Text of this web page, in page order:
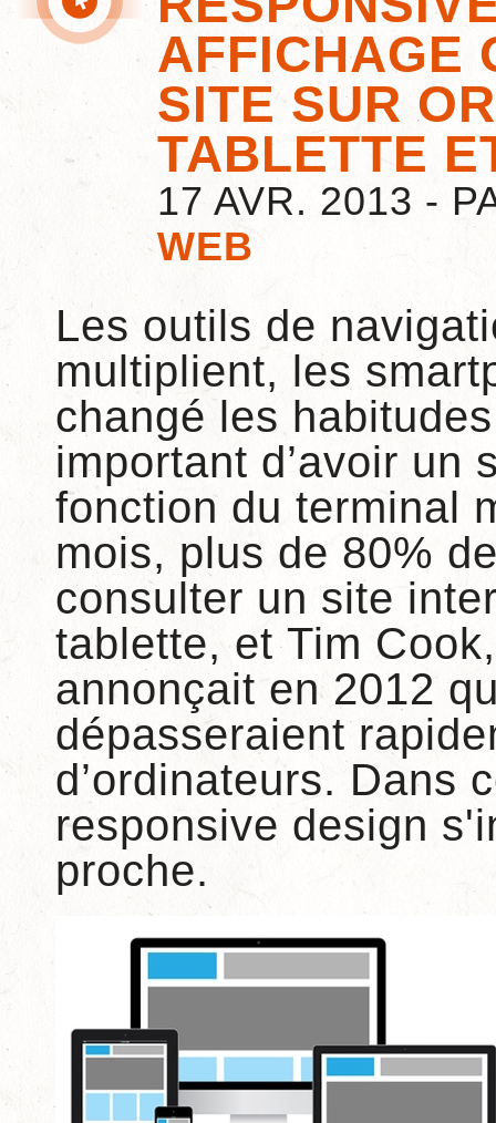
AFFICHAGE
SITE SUR
TABLETTE
17 AVR. 2013 -
WEB
Les outils de
multiplient, les
changé les
important d’avoir un
fonction du terminal
mois, plus de 80%
consulter un site
tablette, et Tim
annonçait en 2012
dépasseraient
d’ordinateurs. Dans
responsive design
proche.